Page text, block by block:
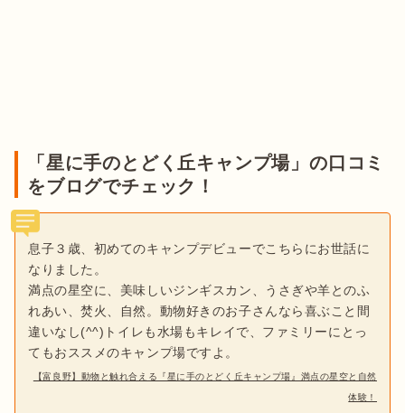
「星に手のとどく丘キャンプ場」の口コミ
をブログでチェック！
息子３歳、初めてのキャンプデビューでこちらにお世話に
なりました。
満点の星空に、美味しいジンギスカン、うさぎや羊とのふ
れあい、焚火、自然。動物好きのお子さんなら喜ぶこと間
違いなし(^^)トイレも水場もキレイで、ファミリーにとっ
てもおススメのキャンプ場ですよ。
【富良野】動物と触れ合える『星に手のとどく丘キャンプ場』満点の星空と自然
体験！